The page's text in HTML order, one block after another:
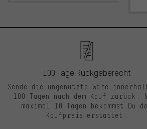
100 Tage Rückgaberecht
Sende die ungenutzte Ware
100 Tagen nach dem Kauf zurück.
maximal 10 Tagen bekommst Du
Kaufpreis erstattet.